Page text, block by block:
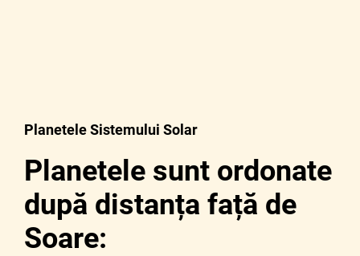
Planetele Sistemului Solar
Planetele sunt ordonate
după distanța față de
Soare: